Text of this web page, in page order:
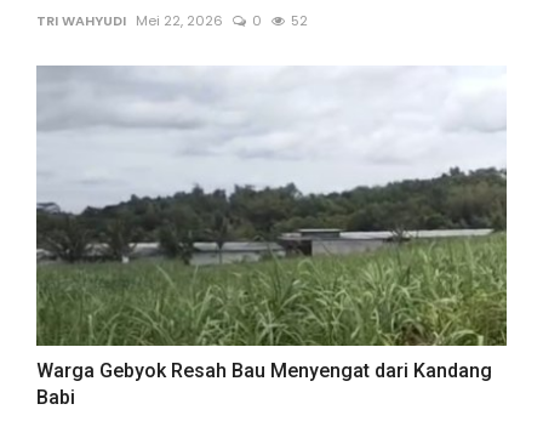
TRI WAHYUDI Mei 22, 2026 0 52
Warga Gebyok Resah Bau Menyengat dari Kandang
Babi